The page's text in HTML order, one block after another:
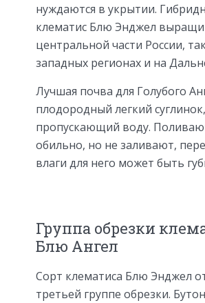
нуждаются в укрытии.
клематис Блю Энджел
центральной части России,
западных регионах и на
Лучшая почва для Голубого
плодородный легкий
пропускающий воду.
обильно, но не заливают,
влаги для него может быть
Группа обрезки
Блю Ангел
Сорт клематиса Блю Энджел
третьей группе обрезки.